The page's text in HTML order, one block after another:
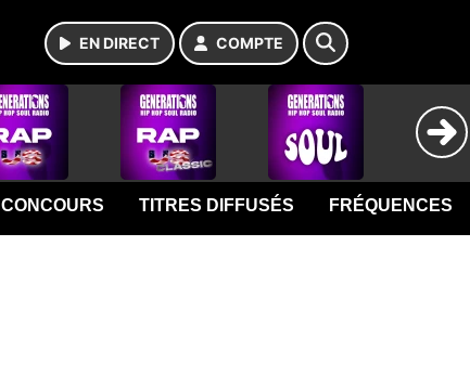
EN DIRECT COMPTE
CONCOURS TITRES DIFFUSÉS FRÉQUENCES